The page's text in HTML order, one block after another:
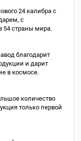
24 калибра с
с
54 страны мира.
благодарит
и дарит
в космосе.
количество
только первой